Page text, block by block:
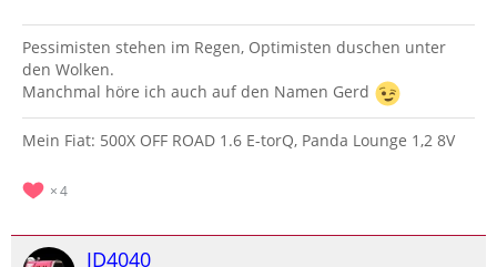
Pessimisten stehen im Regen, Optimisten duschen unter
den Wolken.
Manchmal höre ich auch auf den Namen Gerd
Mein Fiat: 500X OFF ROAD 1.6 E-torQ, Panda Lounge 1,2 8V
4
JD4040